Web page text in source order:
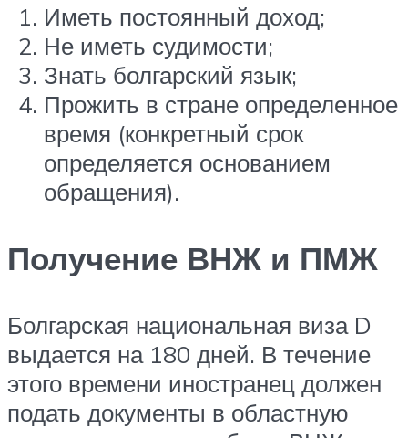
Иметь постоянный доход;
Не иметь судимости;
Знать болгарский язык;
Прожить в стране определенное
время (конкретный срок
определяется основанием
обращения).
Получение ВНЖ и ПМЖ
Болгарская национальная виза D
выдается на 180 дней. В течение
этого времени иностранец должен
подать документы в областную